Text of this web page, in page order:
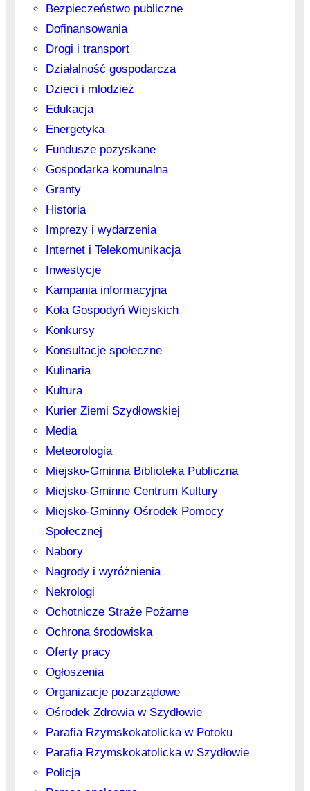
Bezpieczeństwo publiczne
Dofinansowania
Drogi i transport
Działalność gospodarcza
Dzieci i młodzież
Edukacja
Energetyka
Fundusze pozyskane
Gospodarka komunalna
Granty
Historia
Imprezy i wydarzenia
Internet i Telekomunikacja
Inwestycje
Kampania informacyjna
Koła Gospodyń Wiejskich
Konkursy
Konsultacje społeczne
Kulinaria
Kultura
Kurier Ziemi Szydłowskiej
Media
Meteorologia
Miejsko-Gminna Biblioteka Publiczna
Miejsko-Gminne Centrum Kultury
Miejsko-Gminny Ośrodek Pomocy
Społecznej
Nabory
Nagrody i wyróżnienia
Nekrologi
Ochotnicze Straże Pożarne
Ochrona środowiska
Oferty pracy
Ogłoszenia
Organizacje pozarządowe
Ośrodek Zdrowia w Szydłowie
Parafia Rzymskokatolicka w Potoku
Parafia Rzymskokatolicka w Szydłowie
Policja